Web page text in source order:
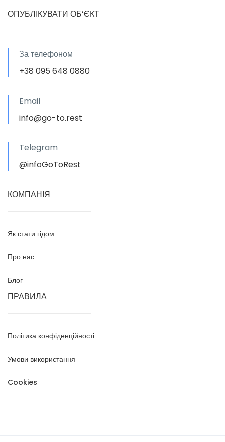
ОПУБЛІКУВАТИ ОБ’ЄКТ
За телефоном
+38 095 648 0880
Email
info@go-to.rest
Telegram
@infoGoToRest
КОМПАНІЯ
Як стати гідом
Про нас
Блог
ПРАВИЛА
Політика конфіденційності
Умови використання
Cookies